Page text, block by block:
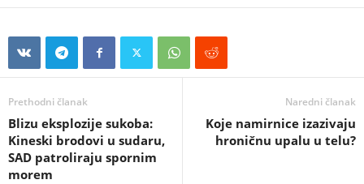
Prethodni članak
Blizu eksplozije sukoba:
Kineski brodovi u sudaru,
SAD patroliraju spornim
morem
Naredni članak
Koje namirnice izazivaju
hroničnu upalu u telu?